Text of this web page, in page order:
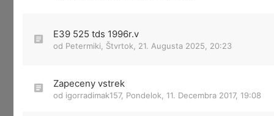
E39 525 tds 1996r.v
od Petermiki Štvrtok, 21. Augusta 2025, 20:23
Zapeceny vstrek
od igorradimak157, Pondelok, 11. Decembra 2017, 19:08